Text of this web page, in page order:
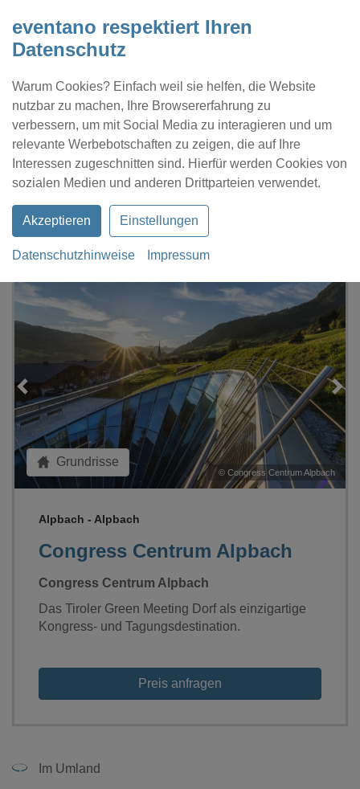
eventano respektiert Ihren
Datenschutz
Warum Cookies? Einfach weil sie helfen, die Website
nutzbar zu machen, Ihre Browsererfahrung zu
verbessern, um mit Social Media zu interagieren und um
relevante Werbebotschaften zu zeigen, die auf Ihre
Interessen zugeschnitten sind. Hierfür werden Cookies von
sozialen Medien und anderen Drittparteien verwendet.
Akzeptieren Einstellungen
Datenschutzhinweise Impressum
Kontakt Location eintragen Profil
Congress Centrum Alpbach
© Congress Centrum Alpbach
Loading...
Grundrisse
Congress Centrum Alpbach
Alpbach - Alpbach
Congress Centrum Alpbach
Das Tiroler Green Meeting Dorf als einzigartige
Kongress- und Tagungsdestination.
Preis anfragen
Im Umland